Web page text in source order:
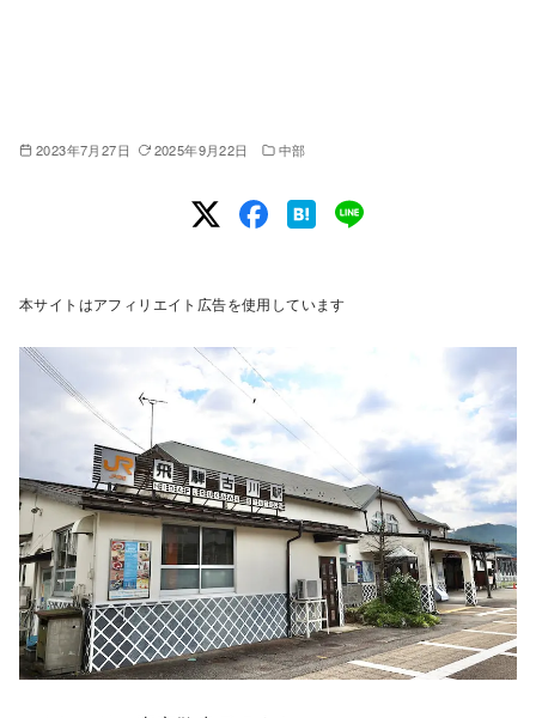
2023年7月27日 2025年9月22日 中部
本サイトはアフィリエイト広告を使用しています